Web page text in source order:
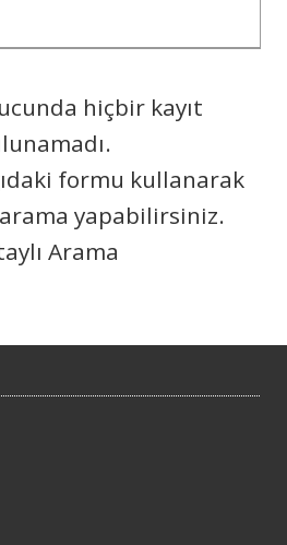
hiçbir kayıt
formu kullanarak
yapabilirsiniz.
Arama